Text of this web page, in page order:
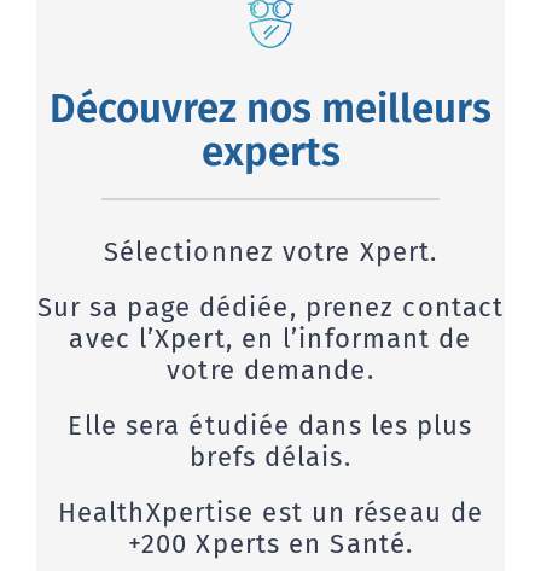
Découvrez nos meilleurs
experts
Sélectionnez votre Xpert.
Sur sa page dédiée, prenez contact
avec l’Xpert, en l’informant de
votre demande.
Elle sera étudiée dans les plus
brefs délais.
HealthXpertise est un réseau de
+200 Xperts en Santé.